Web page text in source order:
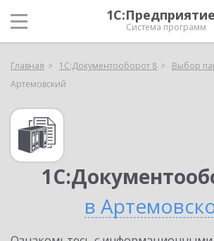
Система программ
Главная 1С:Документооборот 8
Выбор
Артемовский
в